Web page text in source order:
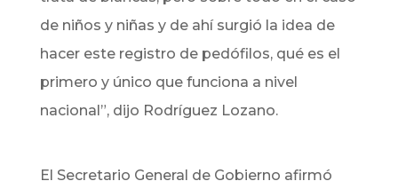
de niños y niñas y de ahí surgió la idea de
hacer este registro de pedófilos, qué es el
primero y único que funciona a nivel
nacional”, dijo Rodríguez Lozano.
El Secretario General de Gobierno afirmó